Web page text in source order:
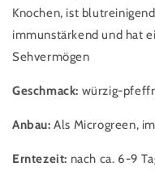
Knochen, ist
immunstärkend und hat
Sehvermögen
Geschmack: würzig-
Anbau:Als Microgreen,
Erntezeit: nach ca. 6-9